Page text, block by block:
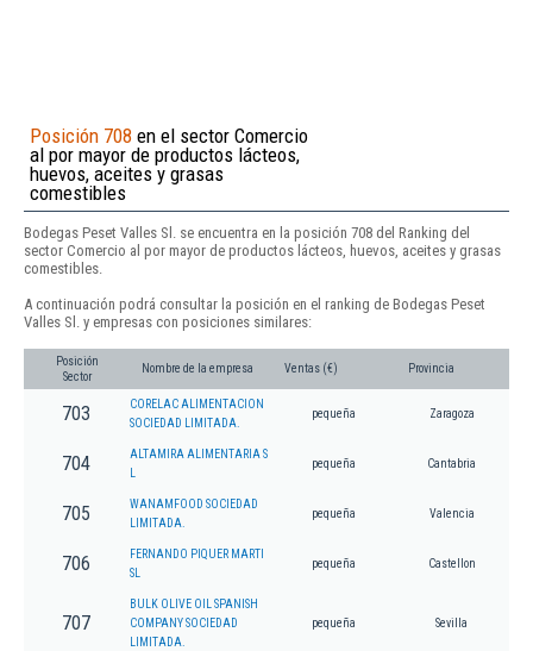
Posición 708 en el sector Comercio
al por mayor de productos lácteos,
huevos, aceites y grasas
comestibles
Bodegas Peset Valles Sl. se encuentra en la posición 708 del Ranking del
sector Comercio al por mayor de productos lácteos, huevos, aceites y grasas
comestibles.
A continuación podrá consultar la posición en el ranking de Bodegas Peset
Valles Sl. y empresas con posiciones similares:
Posición
Sector
Nombre de la empresa Ventas (€) Provincia
703
CORELAC ALIMENTACION
SOCIEDAD LIMITADA.
pequeña Zaragoza
704
ALTAMIRA ALIMENTARIA S
pequeña Cantabria
705
WANAMFOOD SOCIEDAD
LIMITADA.
pequeña Valencia
706
FERNANDO PIQUER MARTI
SL
pequeña Castellon
707
BULK OLIVE OIL SPANISH
COMPANY SOCIEDAD
LIMITADA.
pequeña Sevilla